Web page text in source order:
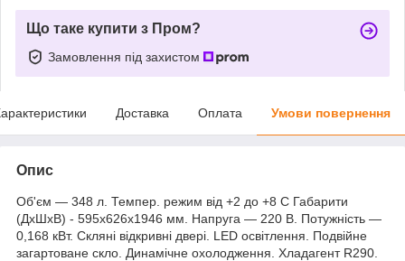
Що таке купити з Пром?
Замовлення під захистом
Доставка Оплата Умови повернення
Опис
Об'єм — 348 л. Темпер. режим від +2 до +8 C Габарити
(ДхШхВ) - 595x626x1946 мм. Напруга — 220 В. Потужність —
0,168 кВт. Скляні відкривні двері. LED освітлення. Подвійне
загартоване скло. Динамічне охолодження. Хладагент R290.